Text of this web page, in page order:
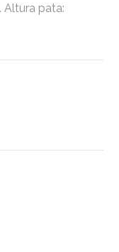
Altura pata: